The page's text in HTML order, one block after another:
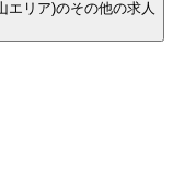
エリア)のその他の求人